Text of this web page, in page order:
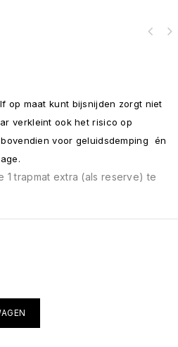
op maat kunt bijsnijden zorgt niet
verkleint ook het risico op
voor geluidsdemping én
1 trapmat extra (als reserve) te